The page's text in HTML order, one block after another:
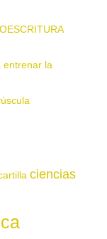
entrenar la
ciencias